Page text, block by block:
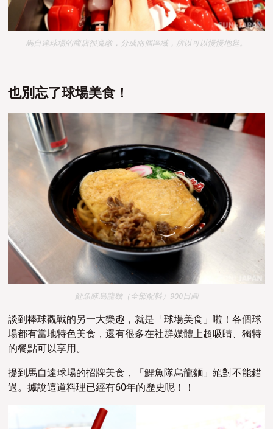
馬自達球場的商店很寬敞，分成兩個區域，所以可以慢慢地逛。
也別忘了球場美食！
鯉魚隊烏龍麵（全部配料）900日圓
談到棒球觀戰的另一大樂趣，就是「球場美食」啦！各個球
場都有當地特色美食，還有很多在社群媒體上超吸睛、獨特
的餐點可以享用。
提到馬自達球場的招牌美食，「鯉魚隊烏龍麵」絕對不能錯
過。據說這道料理已經有60年的歷史呢！ ！